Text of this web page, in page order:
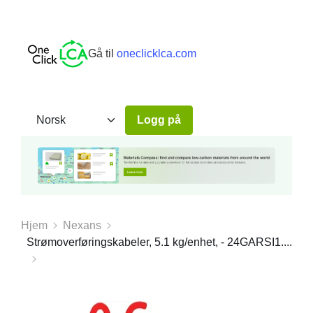
Gå til oneclicklca.com
Logg på
Hjem
Nexans
Strømoverføringskabeler, 5.1 kg/enhet, - 24GARSI1....